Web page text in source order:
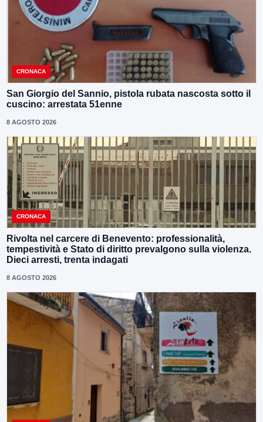
CRONACA
San Giorgio del Sannio, pistola rubata nascosta sotto il
cuscino: arrestata 51enne
8 AGOSTO 2026
CRONACA
Rivolta nel carcere di Benevento: professionalità,
tempestività e Stato di diritto prevalgono sulla violenza.
Dieci arresti, trenta indagati
8 AGOSTO 2026